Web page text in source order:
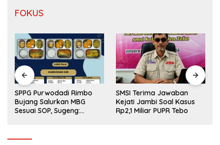
FOKUS
SMSI Terima Jawaban
Kejati Jambi Soal Kasus
Rp2,1 Miliar PUPR Tebo
Krisis Guru, Alarm Masa
Depan Generasi Bangsa